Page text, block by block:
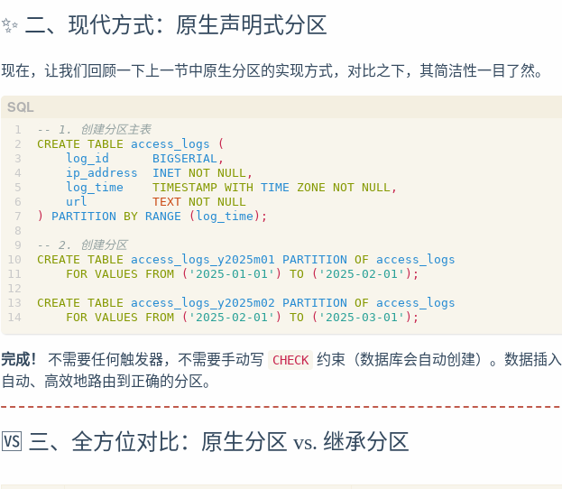
✨ 二、现代方式：原生声明式分区
现在，让我们回顾一下上一节中原生分区的实现方式，对比之下，其简洁性一目了然。
CREATE TABLE access_logs
(
log_id
BIGSERIAL ,
ip_address
INET NOT NULL ,
log_time
TIMESTAMP WITH TIME ZONE NOT NULL ,
url
TEXT NOT NULL
)
PARTITION BY RANGE ( log_time );
CREATE TABLE access_logs_y2025m01 PARTITION OF
access_logs
FOR VALUES FROM ( '2025-01-01' ) TO ( '2025-02-01' );
CREATE TABLE access_logs_y2025m02 PARTITION OF
access_logs
FOR VALUES FROM ( '2025-02-01' ) TO ( '2025-03-01' );
完成！ 不需要任何触发器，不需要手动写 CHECK 约束（数据库会自动创建）。数据插入
自动、高效地路由到正确的分区。
🆚 三、全方位对比：原生分区 vs. 继承分区